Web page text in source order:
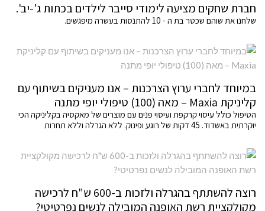
חברת שחקים מציעה לימודי סייבר לילדים בכתות ג'-יב'.
שלחנו את שוהם שכטר בת ה - 10 להתנסות בעשרה מיפגשים.
במיוחד לחברי ערוץ הצרכנות – אנו מעניקים בשיתוף עם
קליניקת Maxia – מאה (100) טיפולי יופי מתנה
הטיפול כולל עיסוי קרקפת ועיסוי פנים עם מוצרים של מאקסיה בקליניקה הכי
יוקרתית באשדוד. 45 דקות של רוגע ופינוק. ללא הגרלה וללא תחרות
רוצה להשתתף בהגרלה ולזכות ב-600 ש"ח לרכישה
מקולקציית רשת האופנה המובילה לנשים נפרטיטי?